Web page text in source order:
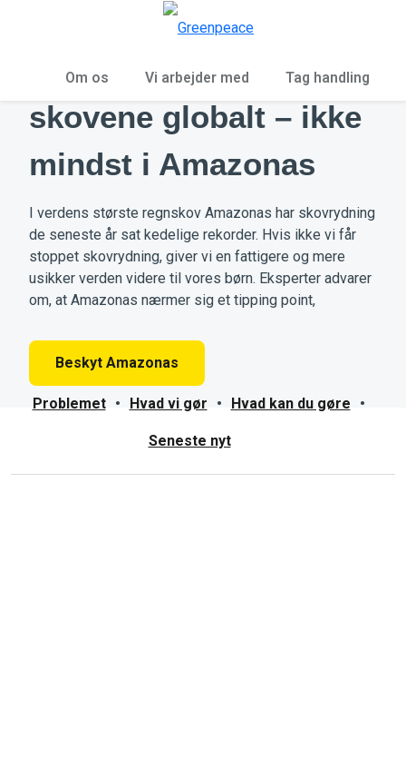
Om os Vi arbejder med Tag handling
Skovrydning truer
skovene globalt – ikke
mindst i Amazonas
I verdens største regnskov Amazonas har skovrydning
de seneste år sat kedelige rekorder. Hvis ikke vi får
stoppet skovrydning, giver vi en fattigere og mere
usikker verden videre til vores børn. Eksperter advarer
om, at Amazonas nærmer sig et tipping point,
Beskyt Amazonas
Problemet • Hvad vi gør • Hvad kan du gøre •
Seneste nyt